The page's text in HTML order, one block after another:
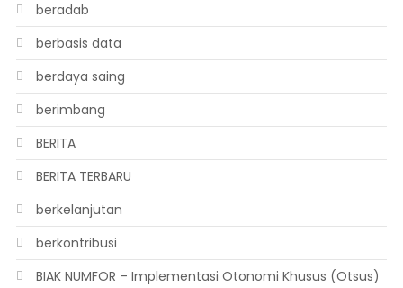
beradab
berbasis data
berdaya saing
berimbang
BERITA
BERITA TERBARU
berkelanjutan
berkontribusi
BIAK NUMFOR – Implementasi Otonomi Khusus (Otsus)